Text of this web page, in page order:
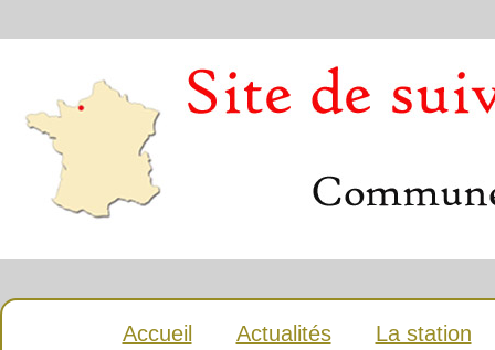
Accueil Actualités La station